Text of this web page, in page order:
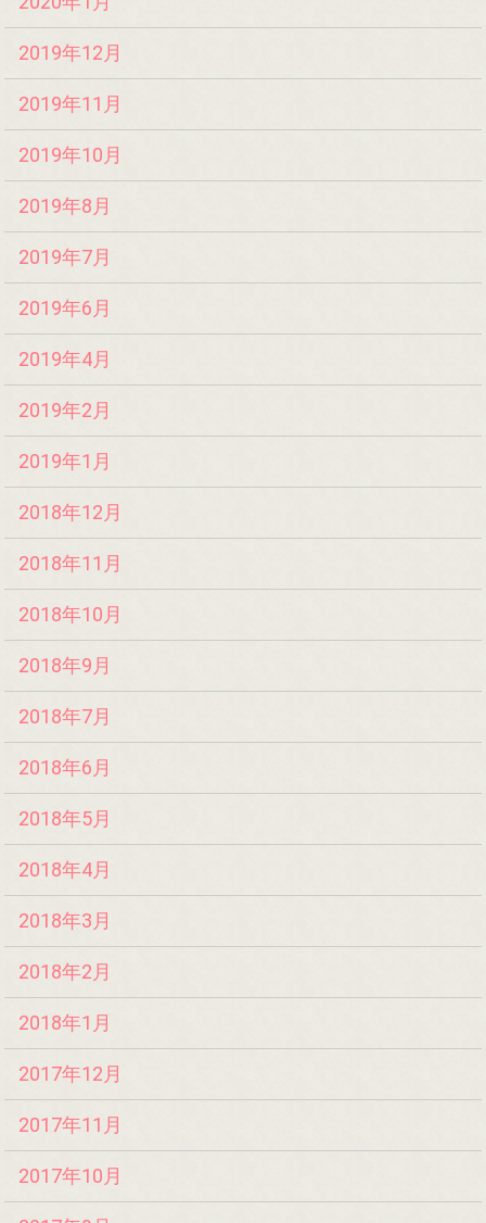
2019年12月
2019年11月
2019年10月
2019年8月
2019年7月
2019年6月
2019年4月
2019年2月
2019年1月
2018年12月
2018年11月
2018年10月
2018年9月
2018年7月
2018年6月
2018年5月
2018年4月
2018年3月
2018年2月
2018年1月
2017年12月
2017年11月
2017年10月